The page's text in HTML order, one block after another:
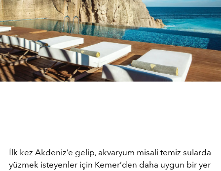
İlk kez Akdeniz’e gelip, akvaryum misali temiz sularda
yüzmek isteyenler için Kemer’den daha uygun bir yer